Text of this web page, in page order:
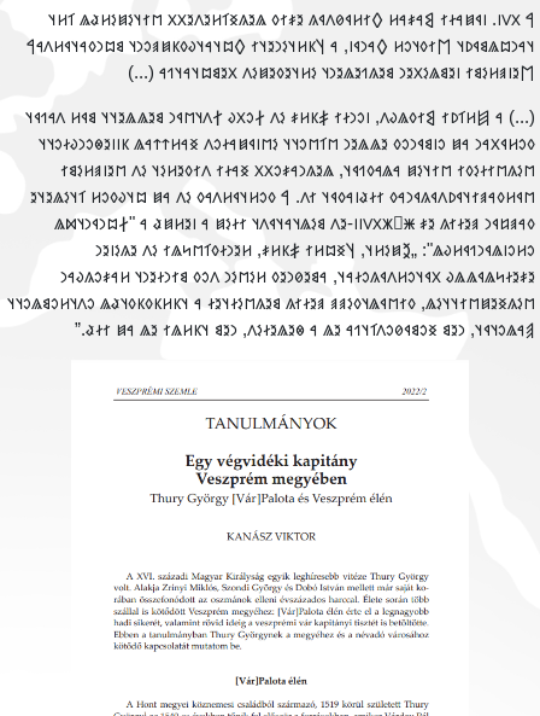
‮𐲀 𐳼𐳻𐳺. 𐳥𐳁𐳯𐳀𐳇𐳐 𐲘𐳀𐳎𐳀𐳢 𐲓𐳐𐳢𐳁𐳗𐳤𐳁𐳍 𐳉𐳎𐳐𐳓 𐳖𐳉𐳍𐳏𐳑𐳢𐳉𐳤𐳉𐳂𐳂 𐳮𐳐𐳦𐳋𐳯𐳋𐳢𐳟𐳖
𐳦𐳀𐳙𐳪𐳖𐳘𐳁𐳚𐳦 𐲮𐳐𐳓𐳦𐳛𐳢 𐲓𐳀𐳙𐳁𐳥, 𐳀 𐲦𐳞𐳢𐳦𐳋𐳙𐳉𐳦𐳐 𐲓𐳪𐳦𐳀𐳦𐳜𐳓𐳞𐳯𐳠𐳛𐳙𐳦
𐲮𐳉𐳥𐳠𐳢𐳋𐳘𐳐 𐳺𐳉𐳘𐳖𐳋𐳂𐳉𐳙 𐳘𐳉𐳍𐳒𐳉𐳖𐳉𐳙𐳦 𐳋𐳢𐳦𐳉𐳓𐳉𐳯𐳋𐳤 𐳂𐳉𐳘𐳪𐳦𐳀𐳦𐳒𐳀
‮(...) 𐳀 𐲯𐳢𐳑𐳚𐳐 𐲘𐳐𐳓𐳖𐳜𐳤, 𐳺𐳛𐳙𐳇𐳐 𐲎𐳞𐳢𐳎 𐳋𐳤 𐲇𐳛𐳂𐳜 𐲐𐳤𐳦𐳮𐳁𐳙 𐳘𐳉𐳖𐳖𐳉𐳦𐳦 𐳘𐳁𐳢
𐳓𐳛𐳢𐳁𐳂𐳀𐳙 𐳀𐳯 𐳛𐳥𐳘𐳁𐳙𐳛𐳓 𐳉𐳖𐳖𐳉𐳙 𐳮𐳑𐳮𐳛𐳦𐳦 𐳋𐳮𐳥𐳁𐳯𐳀𐳇𐳛𐳤 𐳏𐳀𐳢𐳄𐳄𐳀𐳖
𐳮𐳋𐳍𐳮𐳐𐳇𐳋𐳓𐳐 𐳮𐳐𐳦𐳋𐳯 𐳀𐳖𐳀𐳓𐳒𐳁𐳦, 𐳖𐳉𐳍𐳙𐳀𐳎𐳛𐳂𐳂 𐳏𐳀𐳇𐳐 𐳤𐳐𐳓𐳉𐳢𐳋𐳦 𐳋𐳤
𐳮𐳁𐳢𐳓𐳀𐳠𐳐𐳦𐳁𐳚𐳤𐳁𐳍𐳁𐳙𐳀𐳓 𐳐𐳇𐳟𐳥𐳀𐳓𐳁𐳦 𐳐𐳤. 𐲀 𐳓𐳛𐳢𐳦𐳁𐳢𐳤𐳀𐳓 𐳋𐳤 𐳀𐳯 𐳪𐳦𐳜𐳓𐳛𐳢
𐳓𐳀𐳠𐳆𐳁𐳙 𐳠𐳉𐳇𐳐𐳍 𐳉𐳎 𐳿𐲿𐳾𐳼𐳻𐳺𐳺-𐳉𐳤 𐳘𐳋𐳖𐳦𐳀𐳦𐳁𐳤𐳦 𐳐𐳇𐳋𐳯 𐳀 𐳥𐳉𐳢𐳯𐳟 𐳀
𐳛𐳢𐳛𐳥𐳖𐳁𐳙𐳒𐳁𐳢𐳜𐳖": „𐲉𐳯𐳋𐳢𐳦, 𐲦𐳏𐳪𐳢𐳐 𐲎𐳞𐳢𐳎, 𐳢𐳉𐳙𐳇𐳓𐳑𐳮𐳭𐳖𐳐 𐳋𐳤
𐳉𐳎𐳉𐳇𐳭𐳖𐳁𐳖𐳖𐳜 𐳂𐳁𐳦𐳛𐳢𐳤𐳁𐳍𐳛𐳇𐳀𐳦, 𐳀𐳘𐳉𐳗𐳙𐳉𐳓 𐳢𐳋𐳮𐳋𐳙 𐳤𐳛𐳓 𐳘𐳐𐳙𐳇𐳉𐳙𐳦
𐳮𐳋𐳍𐳏𐳉𐳯𐳮𐳐𐳦𐳦𐳋𐳖, 𐳓𐳐𐳮𐳁𐳖𐳦𐳓𐳋𐳠𐳠 𐳠𐳉𐳇𐳐𐳍 𐳘𐳉𐳍𐳮𐳋𐳇𐳦𐳉𐳇 𐳀 𐳦𐳞𐳢𐳞𐳓𐳞𐳓𐳦𐳟𐳖
𐲠𐳀𐳖𐳛𐳦𐳁𐳦, 𐳙𐳉𐳘 𐳏𐳛𐳘𐳁𐳗𐳛𐳤𐳑𐳦𐳒𐳀 𐳉𐳖 𐳀 𐳌𐳉𐳖𐳉𐳇𐳋𐳤, 𐳙𐳉𐳘 𐳦𐳞𐳢𐳖𐳐 𐳉𐳖 𐳀𐳯